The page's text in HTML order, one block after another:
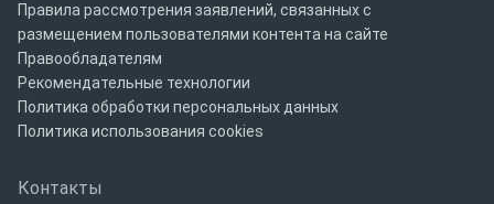
Правила рассмотрения заявлений, связанных с
размещением пользователями контента на сайте
Правообладателям
Рекомендательные технологии
Политика обработки персональных данных
Политика использования cookies
Контакты